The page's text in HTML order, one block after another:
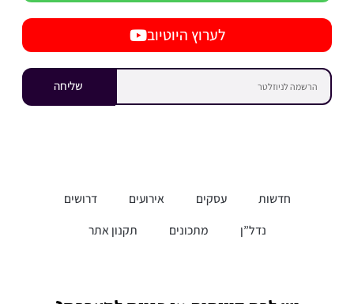
לערוץ היוטיוב
שליחה
חדשות עסקים אירועים
דרושים
נדל”ן
מתכונים תקנון אתר